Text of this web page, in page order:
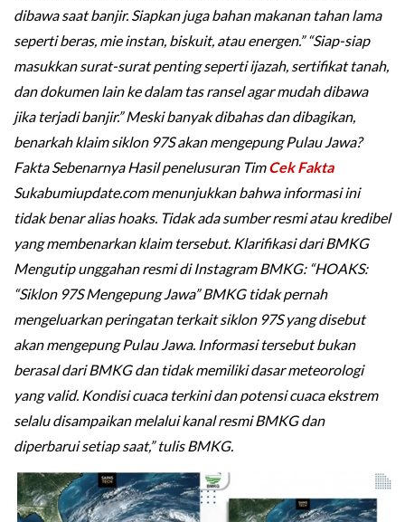
dibawa saat banjir. Siapkan juga bahan makanan tahan lama
seperti beras, mie instan, biskuit, atau energen.” “Siap-siap
masukkan surat-surat penting seperti ijazah, sertifikat tanah,
dan dokumen lain ke dalam tas ransel agar mudah dibawa
jika terjadi banjir.” Meski banyak dibahas dan dibagikan,
benarkah klaim siklon 97S akan mengepung Pulau Jawa?
Fakta Sebenarnya Hasil penelusuran TimCek Fakta
Sukabumiupdate.com menunjukkan bahwa informasi ini
tidak benar alias hoaks. Tidak ada sumber resmi atau kredibel
yang membenarkan klaim tersebut. Klarifikasi dari BMKG
Mengutip unggahan resmi di Instagram BMKG: “HOAKS:
“Siklon 97S Mengepung Jawa” BMKG tidak pernah
mengeluarkan peringatan terkait siklon 97S yang disebut
akan mengepung Pulau Jawa. Informasi tersebut bukan
berasal dari BMKG dan tidak memiliki dasar meteorologi
yang valid. Kondisi cuaca terkini dan potensi cuaca ekstrem
selalu disampaikan melalui kanal resmi BMKG dan
diperbarui setiap saat,” tulis BMKG.